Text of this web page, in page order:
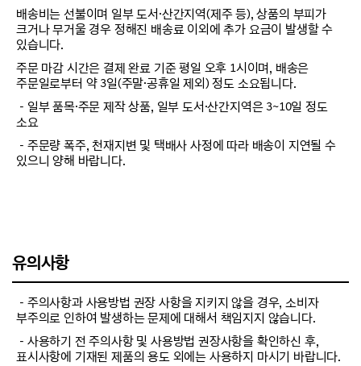
배송비는 선불이며 일부 도서·산간지역(제주 등), 상품의 부피가
크거나 무거울 경우 정해진 배송료 이외에 추가 요금이 발생할 수
있습니다.
주문 마감 시간은 결제 완료 기준 평일 오후 1시이며, 배송은
주문일로부터 약 3일(주말·공휴일 제외) 정도 소요됩니다.
－일부 품목·주문 제작 상품, 일부 도서·산간지역은 3~10일 정도
소요
－주문량 폭주, 천재지변 및 택배사 사정에 따라 배송이 지연될 수
있으니 양해 바랍니다.
유의사항
－주의사항과 사용방법 권장 사항을 지키지 않을 경우, 소비자
부주의로 인하여 발생하는 문제에 대해서 책임지지 않습니다.
－사용하기 전 주의사항 및 사용방법 권장사항을 확인하신 후,
표시사항에 기재된 제품의 용도 외에는 사용하지 마시기 바랍니다.